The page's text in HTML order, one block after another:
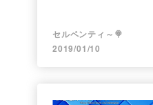
セルペンティ～🍭
2019/01/10